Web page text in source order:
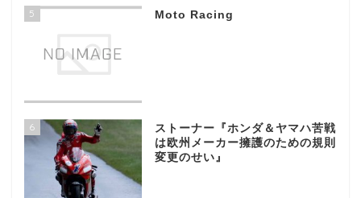
5 Moto Racing
6
ストーナー『ホンダ＆ヤマハ苦戦
は欧州メーカー擁護のための規則
変更のせい』